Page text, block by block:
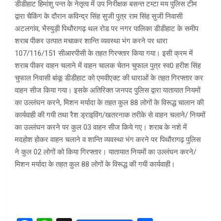
डीडीहाट हिमांशु पन्त के नेतृत्व में उप निरीक्षक बसन्त टम्टा मय पुलिस टीम
द्वारा चैकिंग के दौरान कविन्द्र सिंह सुजी पुत्र राम सिंह सुजी निवासी
अटलगांव, भैस्युड़ी पिथौरागढ़ थल रोड पर नगर पालिका डीडीहाट के समीप
शराब पीकर उत्पात मचाकर शान्ति व्यवस्था भंग करने पर धारा
107/116/151 सीआरपीसी के तहत गिरफ्तार किया गया। इसी क्रम में
शराब पीकर वाहन चलाने में वाहन चालक चेतन चुफाल पुत्र स्व0 हरीश सिंह
चुफाल निवासी बांकू डीडीहाट को एमवीएक्ट की धाराओं के तहत गिरफ्तार कर
वाहन सीज किया गया। इसके अतिरिक्त जनपद पुलिस द्वारा यातायात नियमों
का उल्लंघन करने, मिशन मर्यादा के तहत कुल 88 लोगों के विरूद्ध चालान की
कार्यवाही की गयी तथा रैश ड्राइविंग/खतरनाक तरीके से वाहन चलाने/ नियमों
का उल्लंघन करने पर कुल 03 वाहन सीज किये गए। शराब के नशे में
मदहोश होकर वाहन चलाने व शान्ति व्यवस्था भंग करने पर पिथौरागढ़ पुलिस
ने कुल 02 लोगों को किया गिरफ्तार। यातायात नियमों का उल्लंघन करने/
मिशन मर्यादा के तहत कुल 88 लोगों के विरूद्ध की गयी कार्यवाही।